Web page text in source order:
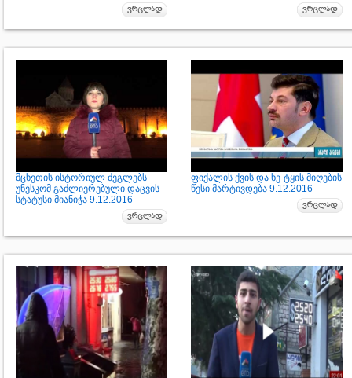
მცხეთის ისტორიულ ძეგლებს
უნესკომ გაძლიერებული დაცვის
სტატუსი მიანიჭა 9.12.2016
ფიქალის ქვის და ხე-ტყის მიღების
წესი მარტივდება 9.12.2016